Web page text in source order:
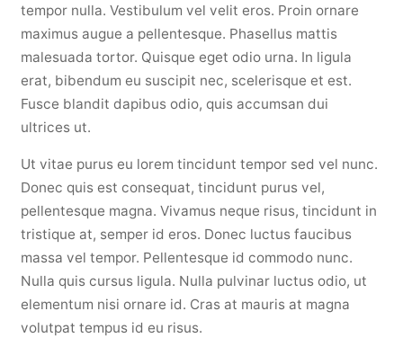
tempor nulla. Vestibulum vel velit eros. Proin ornare
maximus augue a pellentesque. Phasellus mattis
malesuada tortor. Quisque eget odio urna. In ligula
erat, bibendum eu suscipit nec, scelerisque et est.
Fusce blandit dapibus odio, quis accumsan dui
ultrices ut.
Ut vitae purus eu lorem tincidunt tempor sed vel nunc.
Donec quis est consequat, tincidunt purus vel,
pellentesque magna. Vivamus neque risus, tincidunt in
tristique at, semper id eros. Donec luctus faucibus
massa vel tempor. Pellentesque id commodo nunc.
Nulla quis cursus ligula. Nulla pulvinar luctus odio, ut
elementum nisi ornare id. Cras at mauris at magna
volutpat tempus id eu risus.